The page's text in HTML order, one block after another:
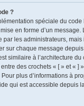
?
spéciale du code
en forme d’un message.
par les administrateurs,
sur chaque message
similaire à l’architecture du
des crochets « [ » et « ]
plus d’informations à
qui est accessible depuis